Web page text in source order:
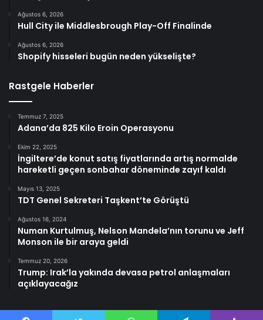
Ağustos 6, 2026
Hull City ile Middlesbrough Play-Off Finalinde
Ağustos 6, 2026
Shopify hisseleri bugün neden yükselişte?
Rastgele Haberler
Temmuz 7, 2025
Adana’da 825 Kilo Eroin Operasyonu
Ekim 22, 2025
İngiltere’de konut satış fiyatlarında artış normalde
hareketli geçen sonbahar döneminde zayıf kaldı
Mayıs 13, 2025
TDT Genel Sekreteri Taşkent’te Görüştü
Ağustos 16, 2024
Numan Kurtulmuş, Nelson Mandela’nın torunu ve Jeff
Monson ile bir araya geldi
Temmuz 20, 2026
Trump: Irak’la yakında devasa petrol anlaşmaları
açıklayacağız